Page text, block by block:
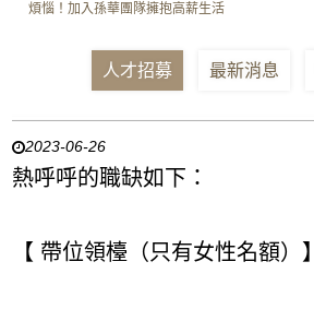
煩惱！加入孫華團隊擁抱高薪生活
人才招募 最新消息
2023-06-26
熱呼呼的職缺如下：
【 帶位領檯（只有女性名額）】